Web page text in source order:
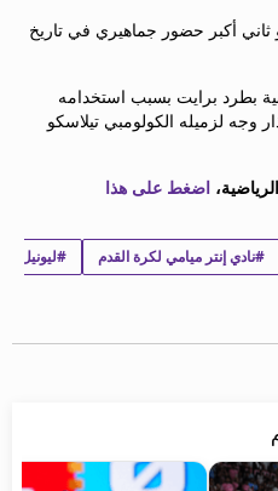
متفرجاً، وهو ثاني أكبر حضور جماهيري في تاريخ
بطرد برايت بسبب استخدامه
وجه لزميله الكولومبي تيلاسكو
اضغط على هذا
#نادي إنتر ميامي لكرة القدم #ليونيل